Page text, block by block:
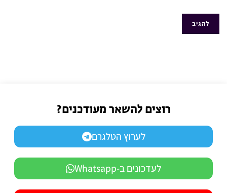
רוצים להשאר מעודכנים?
לערוץ הטלגרם
לעדכונים ב-Whatsapp